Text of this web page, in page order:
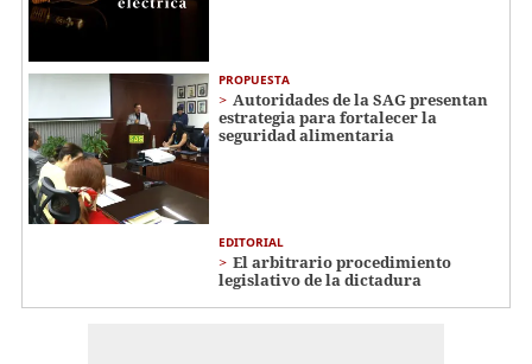
PROPUESTA
Autoridades de la SAG presentan
estrategia para fortalecer la
seguridad alimentaria
EDITORIAL
El arbitrario procedimiento
legislativo de la dictadura